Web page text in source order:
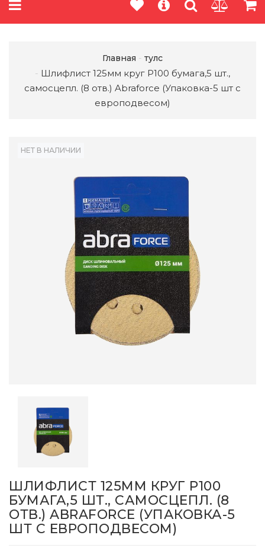
Главная тулс
Шлифлист 125мм круг P100 бумага,5 шт.,
самосцепл. (8 отв.) Abraforce (Упаковка-5 шт с
европодвесом)
НЕТ В НАЛИЧИИ
ШЛИФЛИСТ 125ММ КРУГ P100
БУМАГА,5 ШТ., САМОСЦЕПЛ. (8
ОТВ.) ABRAFORCE (УПАКОВКА-5
ШТ С ЕВРОПОДВЕСОМ)